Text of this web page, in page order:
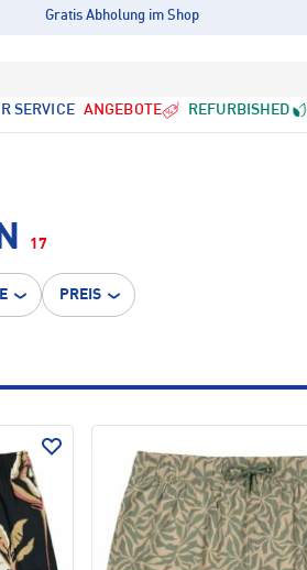
Gratis Abholung im Shop
SERVICE ANGEBOTE REFURBISHED
17
PREIS